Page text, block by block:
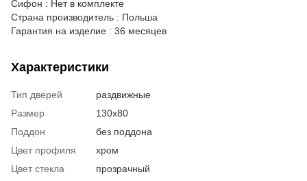
Сифон : Нет в комплекте
Страна производитель : Польша
Гарантия на изделие : 36 месяцев
Характеристики
Тип дверей
раздвижные
Размер
130x80
Поддон
без поддона
Цвет профиля
хром
Цвет стекла
прозрачный